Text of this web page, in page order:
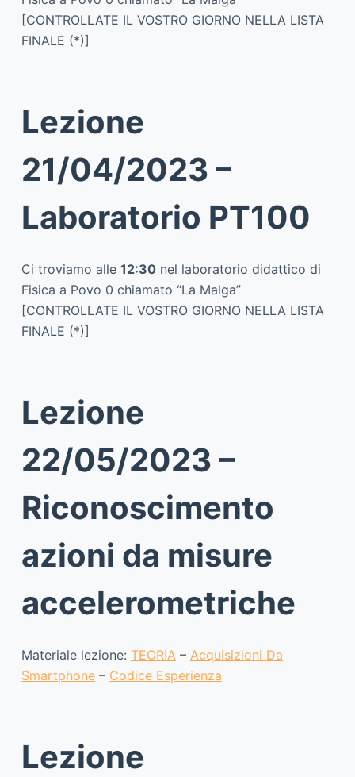
[CONTROLLATE IL VOSTRO GIORNO NELLA LISTA
FINALE (*)]
Lezione
21/04/2023 –
Laboratorio PT100
Ci troviamo alle 12:30nel laboratorio didattico di
Fisica a Povo 0 chiamato “La Malga”
[CONTROLLATE IL VOSTRO GIORNO NELLA LISTA
FINALE (*)]
Lezione
22/05/2023 –
Riconoscimento
azioni da misure
accelerometriche
Materiale lezione: TEORIA– Acquisizioni Da
Smartphone– Codice Esperienza
Lezione